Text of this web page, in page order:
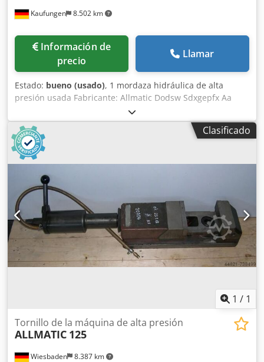
Kaufungen 8.502 km
Información de
precio
Llamar
Estado: bueno (usado), 1 mordaza hidráulica de alta
presión usada Fabricante: Allmatic Dodsw Sdxgepfx Aa
Esck Modelo: 160 Datos técnicos: Ancho de mordazas: 160
mm Rango de sujeción I: 0 mm – 152 mm Rango de
sujeción II: 147 mm – 302 mm Fuerza de apriete: 60 kN
Peso: 60 kg Altura del cuerpo base: 137 mm Altura de
mordazas: 50 mm Altura de apoyo: −0,0585 mm L4: 613
mm – 915 mm Disponibles 2 unidades
Clasificado
1 / 1
Wiesbaden 8.387 km
Tornillo de la máquina de alta presión
ALLMATIC 125